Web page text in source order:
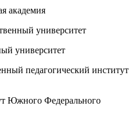
академия
университет
университет
педагогический институт
Южного Федерального